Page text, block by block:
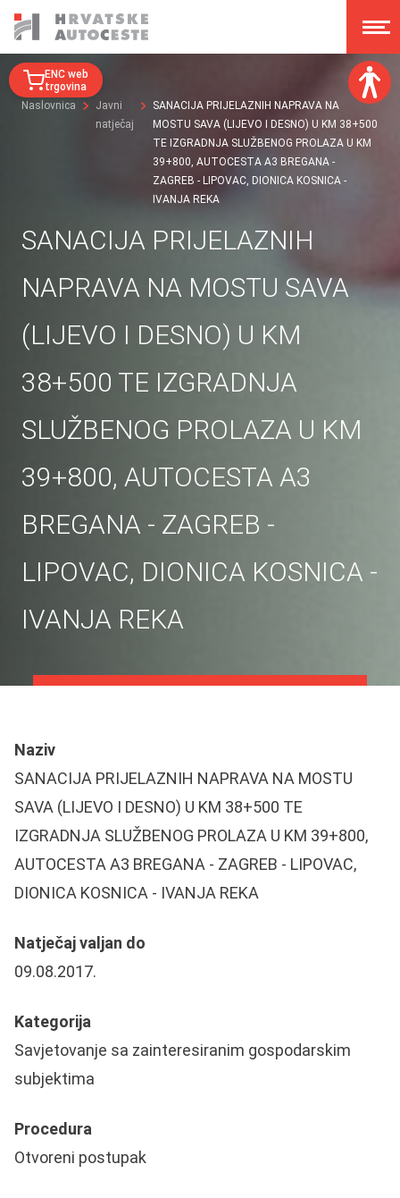
Veličina fonta:
A A
Kontrast:
Poništi izmjene
ENC web
trgovina
Naslovnica
Javni
natječaj
SANACIJA PRIJELAZNIH NAPRAVA NA
MOSTU SAVA (LIJEVO I DESNO) U KM 38+500
TE IZGRADNJA SLUŽBENOG PROLAZA U KM
39+800, AUTOCESTA A3 BREGANA -
ZAGREB - LIPOVAC, DIONICA KOSNICA -
IVANJA REKA
SANACIJA PRIJELAZNIH
NAPRAVA NA MOSTU SAVA
(LIJEVO I DESNO) U KM
38+500 TE IZGRADNJA
SLUŽBENOG PROLAZA U KM
39+800, AUTOCESTA A3
BREGANA - ZAGREB -
LIPOVAC, DIONICA KOSNICA -
IVANJA REKA
Naziv
SANACIJA PRIJELAZNIH NAPRAVA NA MOSTU
SAVA (LIJEVO I DESNO) U KM 38+500 TE
IZGRADNJA SLUŽBENOG PROLAZA U KM 39+800,
AUTOCESTA A3 BREGANA - ZAGREB - LIPOVAC,
DIONICA KOSNICA - IVANJA REKA
Natječaj valjan do
09.08.2017.
Kategorija
Savjetovanje sa zainteresiranim gospodarskim
subjektima
Procedura
Otvoreni postupak